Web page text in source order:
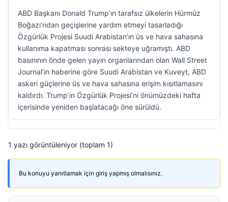
ABD Başkanı Donald Trump’ın tarafsız ülkelerin Hürmüz
Boğazı’ndan geçişlerine yardım etmeyi tasarladığı
Özgürlük Projesi Suudi Arabistan’ın üs ve hava sahasına
kullanıma kapatması sonrası sekteye uğramıştı. ABD
basınının önde gelen yayın organlarından olan Wall Street
Journal’ın haberine göre Suudi Arabistan ve Kuveyt, ABD
askeri güçlerine üs ve hava sahasına erişim kısıtlamasını
kaldırdı. Trump’ın Özgürlük Projesi’ni önümüzdeki hafta
içerisinde yeniden başlatacağı öne sürüldü.
1 yazı görüntüleniyor (toplam 1)
Bu konuyu yanıtlamak için giriş yapmış olmalısınız.